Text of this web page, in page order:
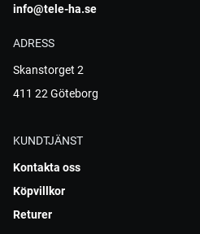
info@tele-ha.se
ADRESS
Skanstorget 2
411 22 Göteborg
KUNDTJÄNST
Kontakta oss
Köpvillkor
Returer